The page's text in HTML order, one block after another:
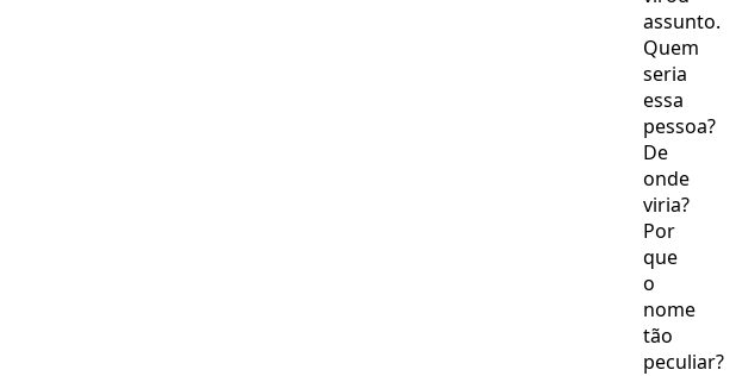
assunto.
Quem
seria
essa
pessoa?
De
onde
viria?
Por
que
o
nome
tão
peculiar?